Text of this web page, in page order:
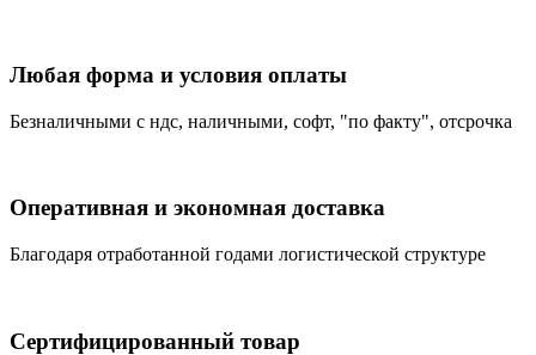
Любая форма и условия оплаты
Безналичными с ндс, наличными, софт, "по факту", отсрочка
Оперативная и экономная доставка
Благодаря отработанной годами логистической структуре
Сертифицированный товар